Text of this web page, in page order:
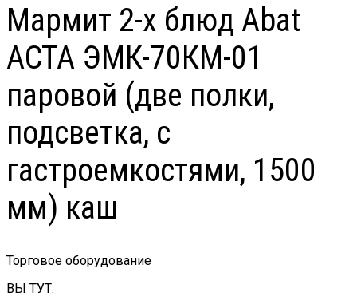
Мармит 2-х блюд Abat
АСТА ЭМК-70КМ-01
паровой (две полки,
подсветка, с
гастроемкостями, 1500
мм) каш
Торговое оборудование
ВЫ ТУТ: